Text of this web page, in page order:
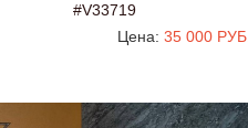
#V33719
Цена: 35 000 РУБ.